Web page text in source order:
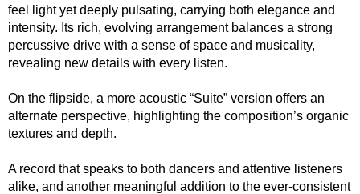
feel light yet deeply pulsating, carrying both elegance and
intensity. Its rich, evolving arrangement balances a strong
percussive drive with a sense of space and musicality,
revealing new details with every listen.
On the flipside, a more acoustic “Suite” version offers an
alternate perspective, highlighting the composition’s organic
textures and depth.
A record that speaks to both dancers and attentive listeners
alike, and another meaningful addition to the ever-consistent